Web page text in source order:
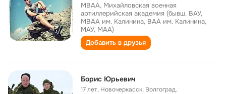
МВАА, Михайловская военная
артиллерийская академия (бывш. ВАУ,
МВАА им. Калинина, ВАА им. Калинина,
МАУ, МАА)
Добавить в друзья
Борис Юрьевич
17 лет, Новочеркасск, Волгоград.